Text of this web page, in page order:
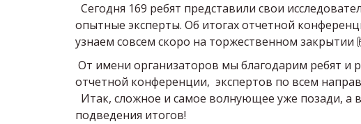
Сегодня 169 ребят представили свои
опытные эксперты. Об итогах отчетной
узнаем совсем скоро на торжественном
От имени организаторов мы благодарим ребят и
отчетной конференции, экспертов по всем
Итак, сложное и самое волнующее уже позади, а
подведения итогов!